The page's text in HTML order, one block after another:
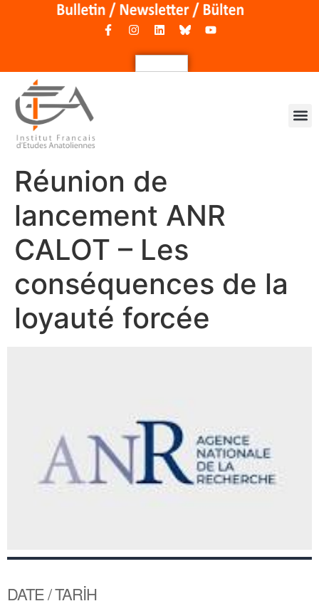
Réunion de
lancement ANR
CALOT – Les
conséquences de la
loyauté forcée
DATE / TARİH